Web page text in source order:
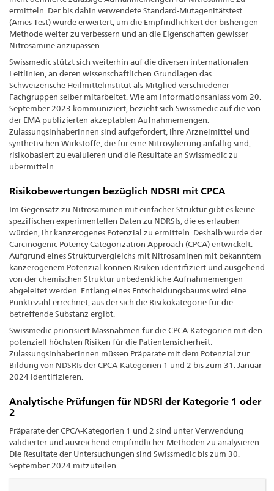
ermitteln. Der bis dahin verwendete Standard-Mutagenitätstest
(Ames Test) wurde erweitert, um die Empfindlichkeit der bisherigen
Methode weiter zu verbessern und an die Eigenschaften gewisser
Nitrosamine anzupassen.
Swissmedic stützt sich weiterhin auf die diversen internationalen
Leitlinien, an deren wissenschaftlichen Grundlagen das
Schweizerische Heilmittelinstitut als Mitglied verschiedener
Fachgruppen selber mitarbeitet. Wie am Informationsanlass vom 20.
September 2023 kommuniziert, bezieht sich Swissmedic auf die von
der EMA publizierten akzeptablen Aufnahmemengen.
Zulassungsinhaberinnen sind aufgefordert, ihre Arzneimittel und
synthetischen Wirkstoffe, die für eine Nitrosylierung anfällig sind,
risikobasiert zu evaluieren und die Resultate an Swissmedic zu
übermitteln.
Risikobewertungen bezüglich NDSRI mit CPCA
Im Gegensatz zu Nitrosaminen mit einfacher Struktur gibt es keine
spezifischen experimentellen Daten zu NDRSIs, die es erlauben
würden, ihr kanzerogenes Potenzial zu ermitteln. Deshalb wurde der
Carcinogenic Potency Categorization Approach (CPCA) entwickelt.
Aufgrund eines Strukturvergleichs mit Nitrosaminen mit bekanntem
kanzerogenem Potenzial können Risiken identifiziert und ausgehend
von der chemischen Struktur unbedenkliche Aufnahmemengen
abgeleitet werden. Entlang eines Entscheidungsbaums wird eine
Punktezahl errechnet, aus der sich die Risikokategorie für die
betreffende Substanz ergibt.
Swissmedic priorisiert Massnahmen für die CPCA-Kategorien mit den
potenziell höchsten Risiken für die Patientensicherheit:
Zulassungsinhaberinnen müssen Präparate mit dem Potenzial zur
Bildung von NDSRIs der CPCA-Kategorien 1 und 2 bis zum 31. Januar
2024 identifizieren.
Analytische Prüfungen für NDSRI der Kategorie 1 oder
2
Präparate der CPCA-Kategorien 1 und 2 sind unter Verwendung
validierter und ausreichend empfindlicher Methoden zu analysieren.
Die Resultate der Untersuchungen sind Swissmedic bis zum 30.
September 2024 mitzuteilen.